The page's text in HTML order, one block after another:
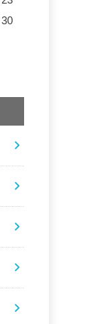
30